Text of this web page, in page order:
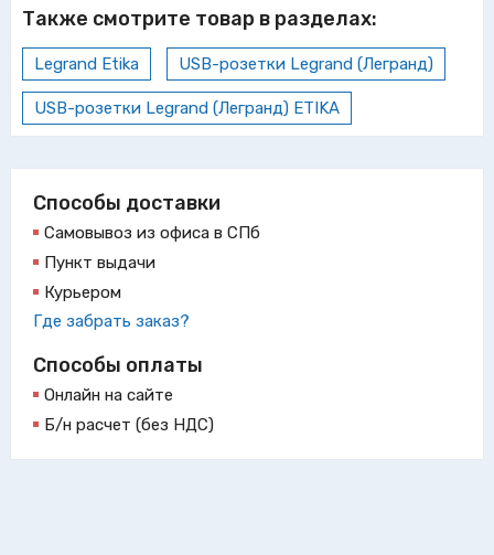
Также смотрите товар в разделах:
Legrand Etika USB-розетки Legrand (Легранд)
USB-розетки Legrand (Легранд) ETIKA
Способы доставки
Самовывоз из офиса в СПб
Пункт выдачи
Курьером
Где забрать заказ?
Способы оплаты
Онлайн на сайте
Б/н расчет (без НДС)